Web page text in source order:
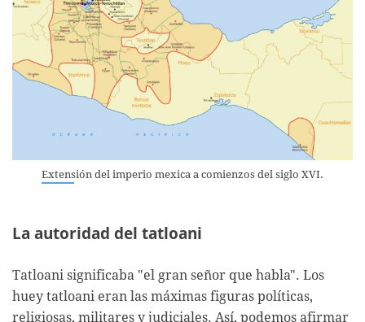
Extensión del imperio mexica a comienzos del siglo XVI.
La autoridad del tatloani
Tatloani significaba "el gran señor que habla". Los
huey tatloani eran las máximas figuras políticas,
religiosas, militares y judiciales. Así, podemos afirmar